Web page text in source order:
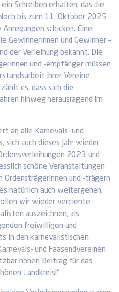
Schreiben erhalten, das die
bis zum 11. Oktober 2025
Anregungen schicken. Eine
Gewinnerinnen und Gewinner –
der Verleihung bekannt. Die
und -empfänger müssen
ihrer Vereine
es, dass sich die
hinweg herausragend im
an alle Karnevals- und
sich auch dieses Jahr wieder
2023 und
schöne Veranstaltungen
Ordensträgerinnen und -trägern
natürlich auch weitergehen.
wir wieder verdiente
auszeichnen, als
freiwilligen und
in den karnevalistischen
und Faasendvereinen
hohen Beitrag für das
Landkreis!“